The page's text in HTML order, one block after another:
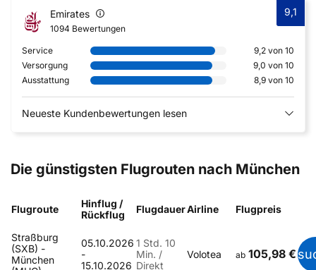
Emirates
1094 Bewertungen
9,1
Service
9,2 von 10
Versorgung
9,0 von 10
Ausstattung
8,9 von 10
Neueste Kundenbewertungen lesen
Die günstigsten Flugrouten nach München
Flugroute
Hinflug /
Rückflug
FlugdauerAirline Flugpreis
Straßburg
(SXB) -
München
05.10.2026
-
15.10.2026
1 Std. 10
Min. /
Direkt
Volotea ab 105,98 €